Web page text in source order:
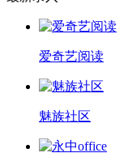
爱奇艺阅读
魅族社区